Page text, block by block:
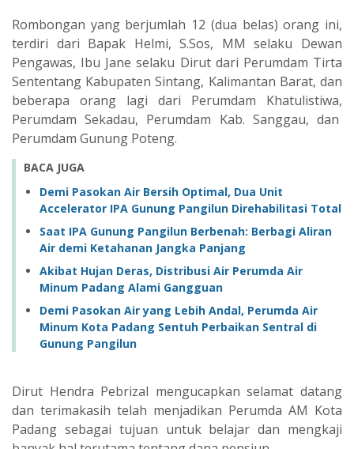
Rombongan yang berjumlah 12 (dua belas) orang ini,
terdiri dari Bapak Helmi, S.Sos, MM selaku Dewan
Pengawas, Ibu Jane selaku Dirut dari Perumdam Tirta
Sententang Kabupaten Sintang, Kalimantan Barat, dan
beberapa orang lagi dari Perumdam Khatulistiwa,
Perumdam Sekadau, Perumdam Kab. Sanggau, dan
Perumdam Gunung Poteng.
BACA JUGA
Demi Pasokan Air Bersih Optimal, Dua Unit
Accelerator IPA Gunung Pangilun Direhabilitasi Total
Saat IPA Gunung Pangilun Berbenah: Berbagi Aliran
Air demi Ketahanan Jangka Panjang
Akibat Hujan Deras, Distribusi Air Perumda Air
Minum Padang Alami Gangguan
Demi Pasokan Air yang Lebih Andal, Perumda Air
Minum Kota Padang Sentuh Perbaikan Sentral di
Gunung Pangilun
Dirut Hendra Pebrizal mengucapkan selamat datang
dan terimakasih telah menjadikan Perumda AM Kota
Padang sebagai tujuan untuk belajar dan mengkaji